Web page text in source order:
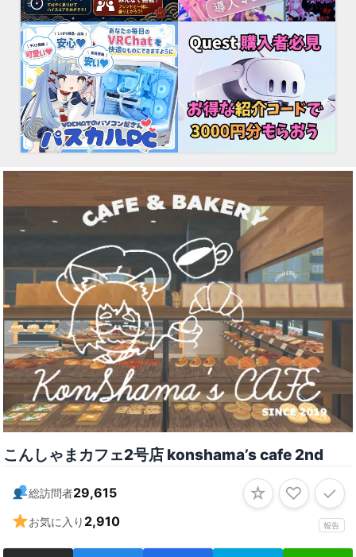
こんしゃまカフェ2号店 konshama’s cafe 2nd
総訪問者29,615
お気に入り 2,910 報告
☆ ♡ ✓